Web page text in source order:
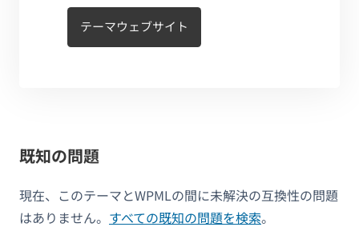
テーマウェブサイト
既知の問題
現在、このテーマとWPMLの間に未解決の互換性の問題
はありません。 すべての既知の問題を検索。